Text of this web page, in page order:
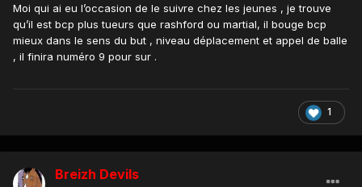
Je ne regarde presque jamais les matchs de la réserve
donc je ne suis pas un spécialiste du plus jeune des deux,
mais j'ai l'impression qu'il a un instinct du buteur bien plus
présent et développé que chez Rashford.
Moi qui ai eu l’occasion de le suivre chez les jeunes , je trouve
qu’il est bcp plus tueurs que rashford ou martial, il bouge bcp
mieux dans le sens du but , niveau déplacement et appel de balle
, il finira numéro 9 pour sur .
1
Breizh Devils